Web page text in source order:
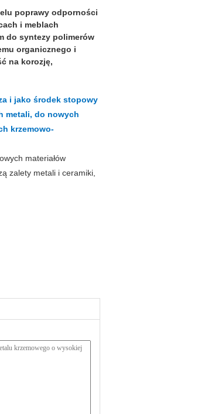
poprawy odporności
i meblach
do syntezy polimerów
organicznego i
na korozję,
i jako środek stopowy
metali, do nowych
krzemowo-
materiałów
zalety metali i ceramiki,